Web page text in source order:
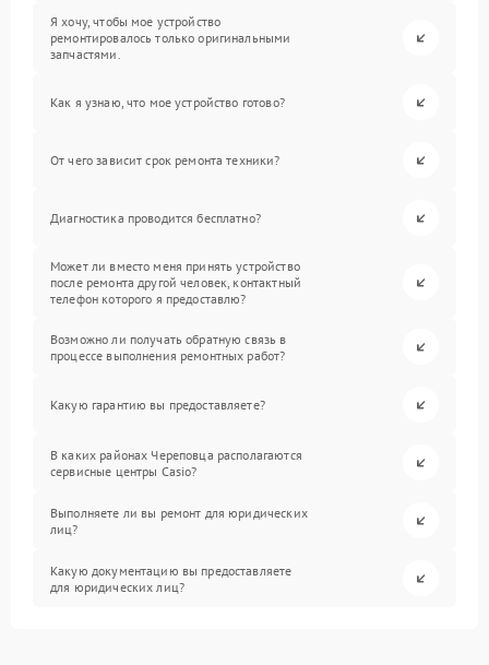
Я хочу, чтобы мое устройство
ремонтировалось только оригинальными
запчастями.
Как я узнаю, что мое устройство готово?
От чего зависит срок ремонта техники?
Диагностика проводится бесплатно?
Может ли вместо меня принять устройство
после ремонта другой человек, контактный
телефон которого я предоставлю?
Возможно ли получать обратную связь в
процессе выполнения ремонтных работ?
Какую гарантию вы предоставляете?
В каких районах Череповца располагаются
сервисные центры Casio?
Выполняете ли вы ремонт для юридических
лиц?
Какую документацию вы предоставляете
для юридических лиц?